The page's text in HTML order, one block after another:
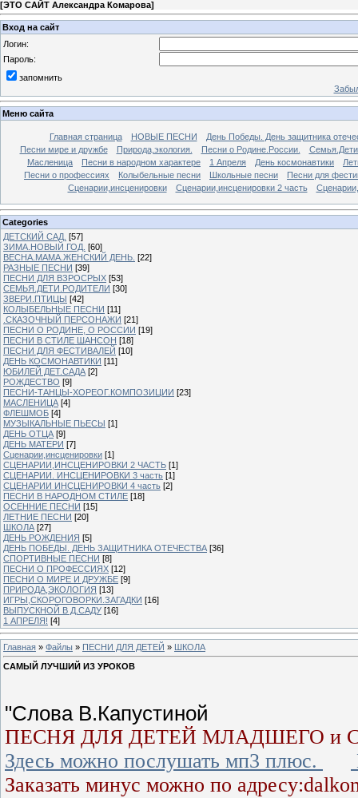
[ЭТО САЙТ Александра Комарова]
Вход на сайт
Логин:
Пароль:
запомнить
Меню сайта
Главная страница НОВЫЕ ПЕСНИ
День Победы. День защитника
Песни мире и дружбе
Природа,экология. Песни о Родине.России.
Масленица
Песни в народном характере 1 Апреля День космонавтики
Песни о профессиях
Колыбельные песни Школьные песни
Песни для
Сценарии,инсценировки
Сценарии,инсценировки 2 часть
Categories
ДЕТСКИЙ САД. [57]
ЗИМА.НОВЫЙ ГОД. [60]
ВЕСНА.МАМА.ЖЕНСКИЙ ДЕНЬ. [22]
РАЗНЫЕ ПЕСНИ [39]
ПЕСНИ ДЛЯ ВЗРОСРЫХ [53]
СЕМЬЯ.ДЕТИ.РОДИТЕЛИ [30]
ЗВЕРИ.ПТИЦЫ [42]
КОЛЫБЕЛЬНЫЕ ПЕСНИ [11]
.СКАЗОЧНЫЙ ПЕРСОНАЖИ [21]
ПЕСНИ О РОДИНЕ, О РОССИИ [19]
ПЕСНИ В СТИЛЕ ШАНСОН [18]
ПЕСНИ ДЛЯ ФЕСТИВАЛЕЙ [10]
ДЕНЬ КОСМОНАВТИКИ [11]
ЮБИЛЕЙ ДЕТ.САДА [2]
РОЖДЕСТВО [9]
ПЕСНИ-ТАНЦЫ-ХОРЕОГ.КОМПОЗИЦИИ [23]
МАСЛЕНИЦА [4]
ФЛЕШМОБ [4]
МУЗЫКАЛЬНЫЕ ПЬЕСЫ [1]
ДЕНЬ ОТЦА [9]
ДЕНЬ МАТЕРИ [7]
Сценарии,инсценировки [1]
СЦЕНАРИИ,ИНСЦЕНИРОВКИ 2 ЧАСТЬ [1]
СЦЕНАРИИ. ИНСЦЕНИРОВКИ 3 часть [1]
СЦЕНАРИИ ИНСЦЕНИРОВКИ 4 часть [2]
ПЕСНИ В НАРОДНОМ СТИЛЕ [18]
ОСЕННИЕ ПЕСНИ [15]
ЛЕТНИЕ ПЕСНИ [20]
ШКОЛА [27]
ДЕНЬ РОЖДЕНИЯ [5]
ДЕНЬ ПОБЕДЫ. ДЕНЬ ЗАЩИТНИКА ОТЕЧЕСТВА [36]
СПОРТИВНЫЕ ПЕСНИ [8]
ПЕСНИ О ПРОФЕССИЯХ [12]
ПЕСНИ О МИРЕ И ДРУЖБЕ [9]
ПРИРОДА,ЭКОЛОГИЯ [13]
ИГРЫ,СКОРОГОВОРКИ.ЗАГАДКИ [16]
ВЫПУСКНОЙ В Д.САДУ [16]
1 АПРЕЛЯ! [4]
Главная » Файлы » ПЕСНИ ДЛЯ ДЕТЕЙ » ШКОЛА
САМЫЙ ЛУЧШИЙ ИЗ УРОКОВ
"Слова В.Капустиной
ПЕСНЯ ДЛЯ ДЕТЕЙ МЛАДШЕГО и
Здесь можно послушать мп3 плюс.
Заказать минус можно по